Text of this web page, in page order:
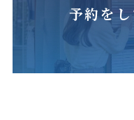
予約を